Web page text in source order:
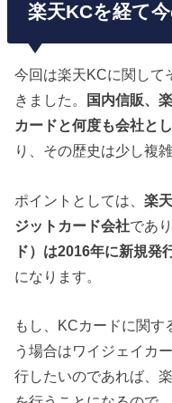
楽天KCを経て
今回は楽天KCに関して
きました。
国内信販、
カードと何度も会社と
り、その歴史は少し複雑
ポイントとしては、楽天
ジットカード会社であり
ド）は2016年に新規発
になります。
もし、KCカードに関す
う場合はワイジェイカ
行したいのであれば、